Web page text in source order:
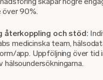
över 90%.
återkoppling och stöd:
medicinska team,
app. Uppföljning över tid